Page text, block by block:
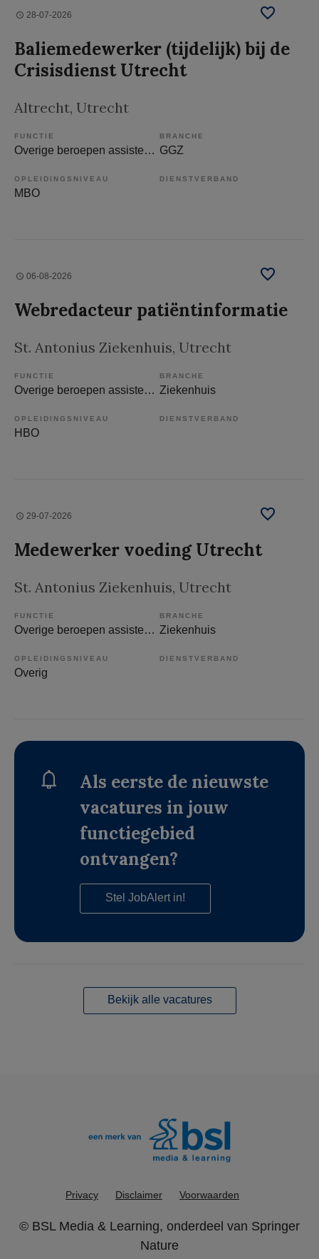
28-07-2026
Baliemedewerker (tijdelijk) bij de
Crisisdienst Utrecht
Altrecht, Utrecht
FUNCTIE
Overige beroepen assistenten
BRANCHE
GGZ
OPLEIDINGSNIVEAU
MBO
DIENSTVERBAND
06-08-2026
Webredacteur patiëntinformatie
St. Antonius Ziekenhuis, Utrecht
FUNCTIE
Overige beroepen assistenten
BRANCHE
Ziekenhuis
OPLEIDINGSNIVEAU
HBO
DIENSTVERBAND
29-07-2026
Medewerker voeding Utrecht
St. Antonius Ziekenhuis, Utrecht
FUNCTIE
Overige beroepen assistenten
BRANCHE
Ziekenhuis
OPLEIDINGSNIVEAU
Overig
DIENSTVERBAND
Als eerste de nieuwste
vacatures in jouw
functiegebied
ontvangen?
Stel JobAlert in!
Bekijk alle vacatures
Privacy Disclaimer Voorwaarden
© BSL Media & Learning, onderdeel van Springer
Nature